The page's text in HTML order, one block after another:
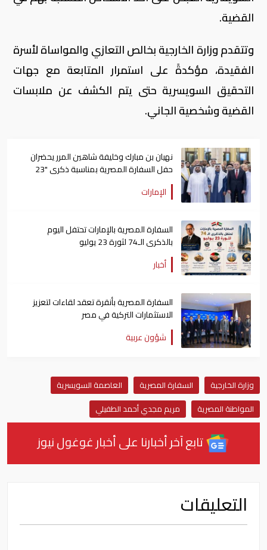
القضية.
وتتقدم وزارة الخارجية بخالص التعازي والمواساة لأسرة
الفقيدة، مؤكدةً على استمرار المتابعة مع جهات
التحقيق السويسرية حتى يتم الكشف عن ملابسات
القضية وشخصية الجاني.
نهيان بن مبارك وخليفة شاهين المرر يحضران
حفل السفارة المصرية بمناسبة ذكرى "23
يوليو"
الإمارات
السفارة المصرية بالإمارات تحتفل اليوم
بالذكرى الـ74 لثورة 23 يوليو
أخبار
السفارة المصرية بأنقرة تعقد لقاءات لتعزيز
الاستثمارات التركية في مصر
شؤون عربية
وزارة الخارجية السفارة المصرية
العاصمة السويسرية
المواطنة المصرية
مريم مجدي أحمد الطفيلي
تابع آخر أخبارنا على أخبار غوغول نيوز
التعليقات